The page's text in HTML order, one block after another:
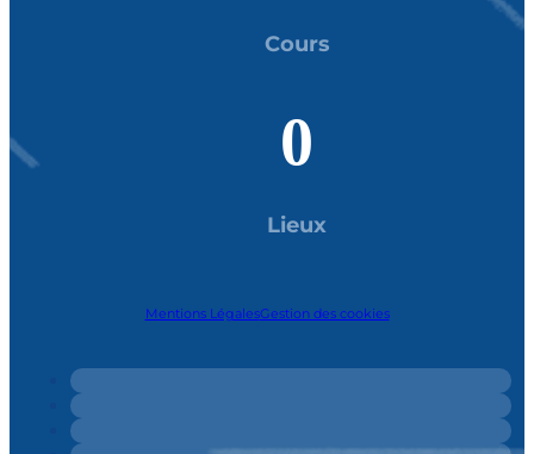
Cours
0
Lieux
Mentions LégalesGestion des cookies